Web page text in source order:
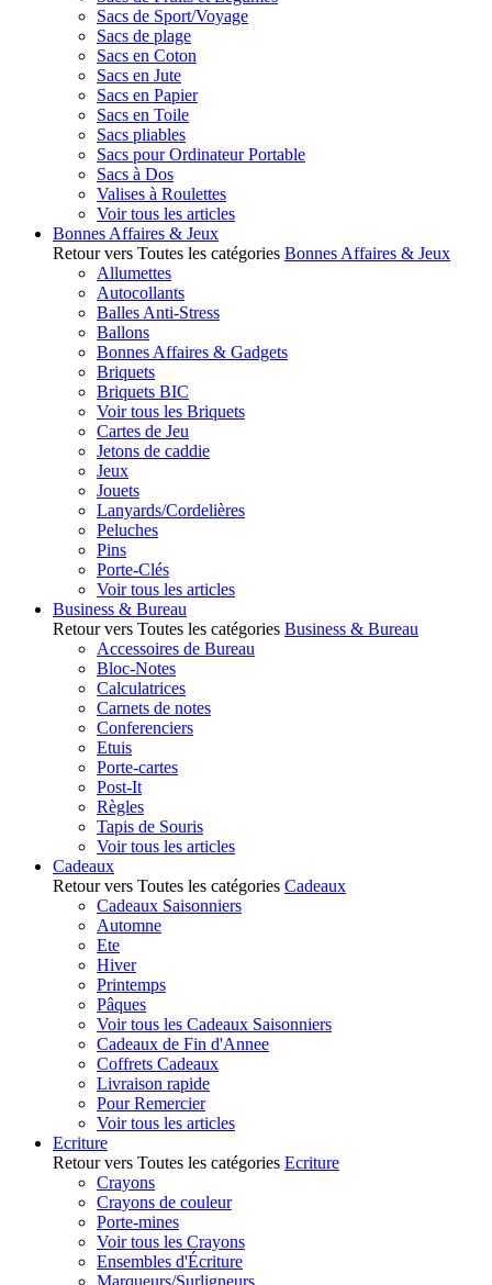
Sacs de Sport/Voyage
Sacs de plage
Sacs en Coton
Sacs en Jute
Sacs en Papier
Sacs en Toile
Sacs pliables
Sacs pour Ordinateur Portable
Sacs à Dos
Valises à Roulettes
Voir tous les articles
Bonnes Affaires & Jeux
Retour vers Toutes les catégories Bonnes Affaires & Jeux
Allumettes
Autocollants
Balles Anti-Stress
Ballons
Bonnes Affaires & Gadgets
Briquets
Briquets BIC
Voir tous les Briquets
Cartes de Jeu
Jetons de caddie
Jeux
Jouets
Lanyards/Cordelières
Peluches
Pins
Porte-Clés
Voir tous les articles
Business & Bureau
Retour vers Toutes les catégories Business & Bureau
Accessoires de Bureau
Bloc-Notes
Calculatrices
Carnets de notes
Conferenciers
Etuis
Porte-cartes
Post-It
Règles
Tapis de Souris
Voir tous les articles
Cadeaux
Retour vers Toutes les catégories Cadeaux
Cadeaux Saisonniers
Automne
Ete
Hiver
Printemps
Pâques
Voir tous les Cadeaux Saisonniers
Cadeaux de Fin d'Annee
Coffrets Cadeaux
Livraison rapide
Pour Remercier
Voir tous les articles
Ecriture
Retour vers Toutes les catégories Ecriture
Crayons
Crayons de couleur
Porte-mines
Voir tous les Crayons
Ensembles d'Écriture
Marqueurs/Surligneurs